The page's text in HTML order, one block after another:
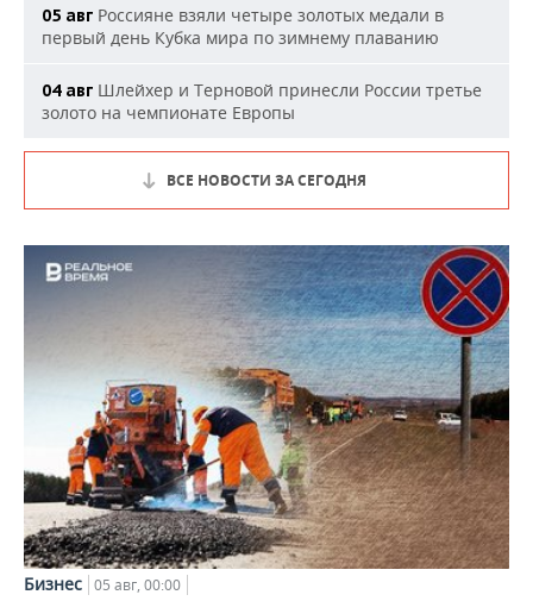
05 авг Россияне взяли четыре золотых медали в
первый день Кубка мира по зимнему плаванию
04 авг Шлейхер и Терновой принесли России третье
золото на чемпионате Европы
ВСЕ НОВОСТИ ЗА СЕГОДНЯ
Бизнес 05 авг, 00:00